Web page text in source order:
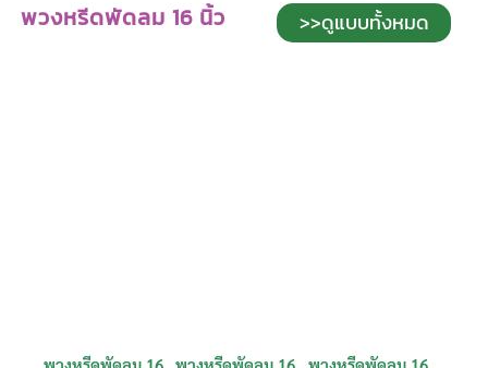
พวงหรีดพัดลม 16 นิ้ว >>ดูแบบทั้งหมด
พวงหรีดพัดลม 16
พวงหรีดพัดลม 16
พวงหรีดพัดลม 16